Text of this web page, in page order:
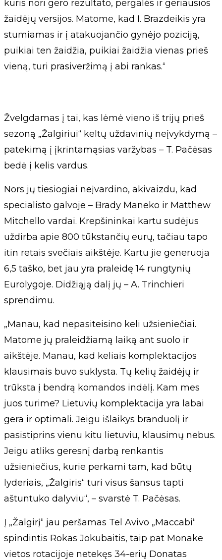
kuris nori gero rezultato, pergalės ir geriausios
žaidėjų versijos. Matome, kad I. Brazdeikis yra
stumiamas ir į atakuojančio gynėjo poziciją,
puikiai ten žaidžia, puikiai žaidžia vienas prieš
vieną, turi prasiveržimą į abi rankas.“
Žvelgdamas į tai, kas lėmė vieno iš trijų prieš
sezoną „Žalgiriui“ keltų uždavinių neįvykdymą –
patekimą į įkrintamąsias varžybas – T. Pačėsas
bedė į kelis vardus.
Nors jų tiesiogiai neįvardino, akivaizdu, kad
specialisto galvoje – Brady Maneko ir Matthew
Mitchello vardai. Krepšininkai kartu sudėjus
uždirba apie 800 tūkstančių eurų, tačiau tapo
itin retais svečiais aikštėje. Kartu jie generuoja
6,5 taško, bet jau yra praleidę 14 rungtynių
Eurolygoje. Didžiąją dalį jų – A. Trinchieri
sprendimu.
„Manau, kad nepasiteisino keli užsieniečiai.
Matome jų praleidžiamą laiką ant suolo ir
aikštėje. Manau, kad keliais komplektacijos
klausimais buvo suklysta. Tų kelių žaidėjų ir
trūksta į bendrą komandos indėlį. Kam mes
juos turime? Lietuvių komplektacija yra labai
gera ir optimali. Jeigu išlaikys branduolį ir
pasistiprins vienu kitu lietuviu, klausimų nebus.
Jeigu atliks geresnį darbą renkantis
užsieniečius, kurie perkami tam, kad būtų
lyderiais, „Žalgiris“ turi visus šansus tapti
aštuntuko dalyviu“, – svarstė T. Pačėsas.
Į „Žalgirį“ jau peršamas Tel Avivo „Maccabi“
spindintis Rokas Jokubaitis, taip pat Monake
vietos rotacijoje netekęs 34-erių Donatas